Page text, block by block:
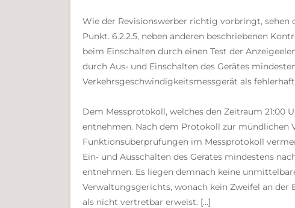
Wie der Revisionswerber richtig vorbringt, sehen
Punkt. 6.2.2.5, neben anderen beschriebenen
beim Einschalten durch einen Test der
durch Aus- und Einschalten des Gerätes
Verkehrsgeschwindigkeitsmessgerät als
Dem Messprotokoll, welches den Zeitraum 21:00
entnehmen. Nach dem Protokoll zur mündlichen
Funktionsüberprüfungen im Messprotokoll
Ein- und Ausschalten des Gerätes mindestens
entnehmen. Es liegen demnach keine
Verwaltungsgerichts, wonach kein Zweifel an
als nicht vertretbar erweist. [...]